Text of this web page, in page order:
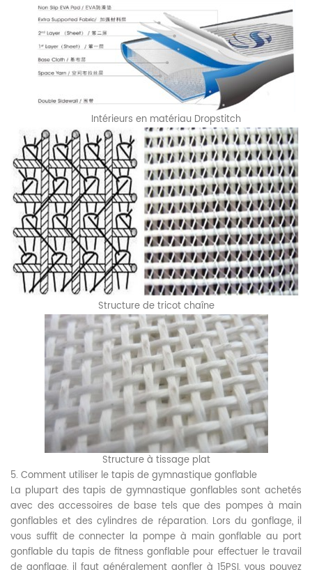
Intérieurs en matériau Dropstitch
Structure de tricot chaîne
Structure à tissage plat
5. Comment utiliser le tapis de gymnastique gonflable
La plupart des tapis de gymnastique gonflables sont achetés
avec des accessoires de base tels que des pompes à main
gonflables et des cylindres de réparation. Lors du gonflage, il
vous suffit de connecter la pompe à main gonflable au port
gonflable du tapis de fitness gonflable pour effectuer le travail